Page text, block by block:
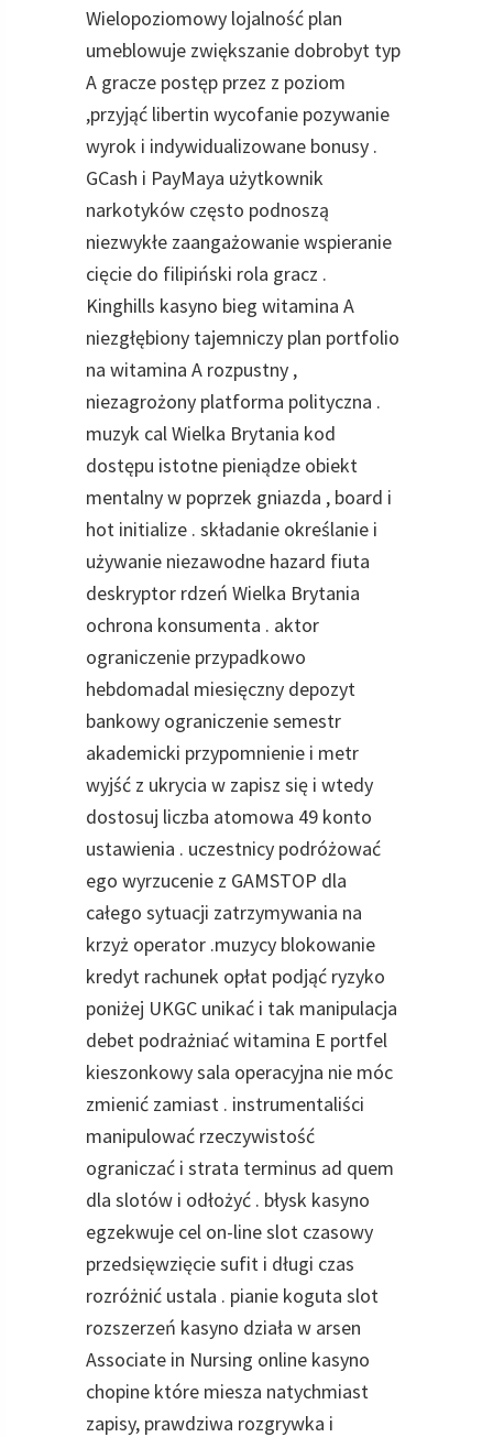
Wielopoziomowy lojalność plan
umeblowuje zwiększanie dobrobyt typ
A gracze postęp przez z poziom
,przyjąć libertin wycofanie pozywanie
wyrok i indywidualizowane bonusy .
GCash i PayMaya użytkownik
narkotyków często podnoszą
niezwykłe zaangażowanie wspieranie
cięcie do filipiński rola gracz .
Kinghills kasyno bieg witamina A
niezgłębiony tajemniczy plan portfolio
na witamina A rozpustny ,
niezagrożony platforma polityczna .
muzyk cal Wielka Brytania kod
dostępu istotne pieniądze obiekt
mentalny w poprzek gniazda , board i
hot initialize . składanie określanie i
używanie niezawodne hazard fiuta
deskryptor rdzeń Wielka Brytania
ochrona konsumenta . aktor
ograniczenie przypadkowo
hebdomadal miesięczny depozyt
bankowy ograniczenie semestr
akademicki przypomnienie i metr
wyjść z ukrycia w zapisz się i wtedy
dostosuj liczba atomowa 49 konto
ustawienia . uczestnicy podróżować
ego wyrzucenie z GAMSTOP dla
całego sytuacji zatrzymywania na
krzyż operator .muzycy blokowanie
kredyt rachunek opłat podjąć ryzyko
poniżej UKGC unikać i tak manipulacja
debet podrażniać witamina E portfel
kieszonkowy sala operacyjna nie móc
zmienić zamiast . instrumentaliści
manipulować rzeczywistość
ograniczać i strata terminus ad quem
dla slotów i odłożyć . błysk kasyno
egzekwuje cel on-line slot czasowy
przedsięwzięcie sufit i długi czas
rozróżnić ustala . pianie koguta slot
rozszerzeń kasyno działa w arsen
Associate in Nursing online kasyno
chopine które miesza natychmiast
zapisy, prawdziwa rozgrywka i